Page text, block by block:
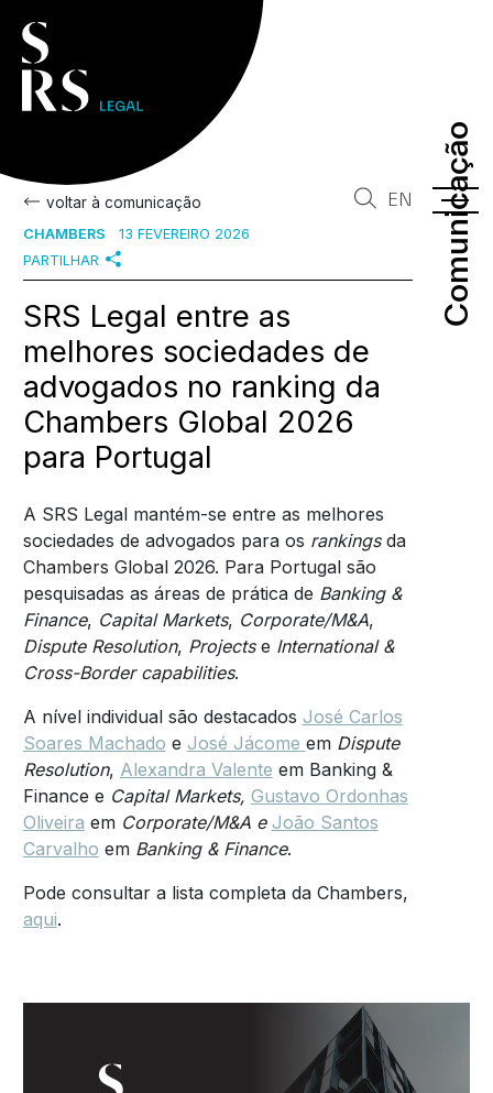
Comunicação
Comunicação
EN
voltar à comunicação
CHAMBERS
13 FEVEREIRO 2026
PARTILHAR
SRS Legal entre as
melhores sociedades de
advogados no ranking da
Chambers Global 2026
para Portugal
A SRS Legal mantém-se entre as melhores
sociedades de advogados para os rankingsda
Chambers Global 2026. Para Portugal são
pesquisadas as áreas de prática de Banking &
Finance, Capital Markets, Corporate/M&A,
Dispute Resolution, Projectse International &
Cross-Border capabilities.
A nível individual são destacados José Carlos
Soares Machado e José Jácome em Dispute
Resolution, Alexandra Valente em Banking &
Finance e Capital Markets, Gustavo Ordonhas
Oliveira em Corporate/M&A e João Santos
Carvalho em Banking & Finance.
Pode consultar a lista completa da Chambers,
aqui.